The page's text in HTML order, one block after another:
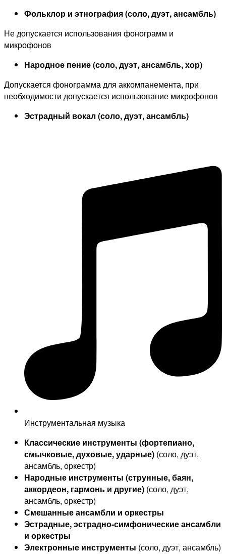
Фольклор и этнография (соло, дуэт, ансамбль)
Не допускается использования фонограмм и
микрофонов
Народное пение (соло, дуэт, ансамбль, хор)
Допускается фонограмма для аккомпанемента, при
необходимости допускается использование микрофонов
Эстрадный вокал (соло, дуэт, ансамбль)
Инструментальная музыка
Классические инструменты (фортепиано,
смычковые, духовые, ударные) (соло, дуэт,
ансамбль, оркестр)
Народные инструменты (струнные, баян,
аккордеон, гармонь и другие) (соло, дуэт,
ансамбль, оркестр)
Смешанные ансамбли и оркестры
Эстрадные, эстрадно-симфонические ансамбли
и оркестры
Электронные инструменты (соло, дуэт, ансамбль)